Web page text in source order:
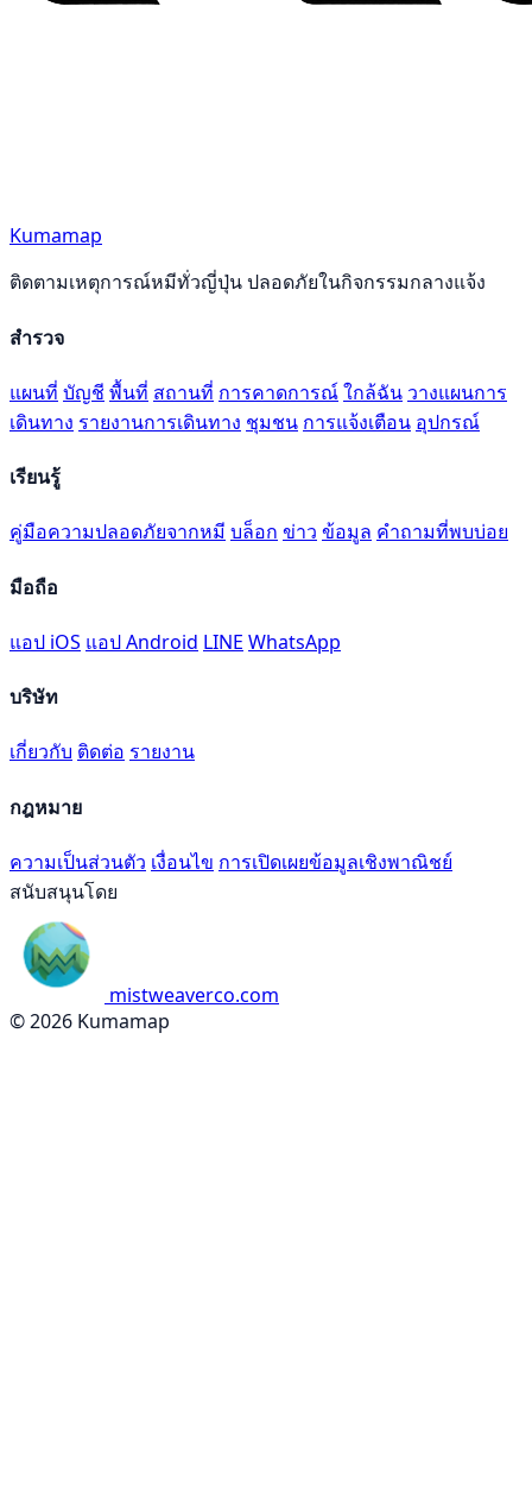
Kumamap
ติดตามเหตุการณ์หมีทั่วญี่ปุ่น ปลอดภัยในกิจกรรมกลางแจ้ง
สำรวจ
แผนที่ บัญชี พื้นที่ สถานที่ การคาดการณ์ใกล้ฉัน วางแผนการ
เดินทาง รายงานการเดินทาง ชุมชน การแจ้งเตือน อุปกรณ์
เรียนรู้
คู่มือความปลอดภัยจากหมี บล็อก ข่าว ข้อมูล คำถามที่พบบ่อย
มือถือ
แอป iOS แอป Android LINE WhatsApp
บริษัท
เกี่ยวกับ ติดต่อ รายงาน
กฎหมาย
ความเป็นส่วนตัว เงื่อนไข การเปิดเผยข้อมูลเชิงพาณิชย์
สนับสนุนโดย
mistweaverco.com
© 2026 Kumamap